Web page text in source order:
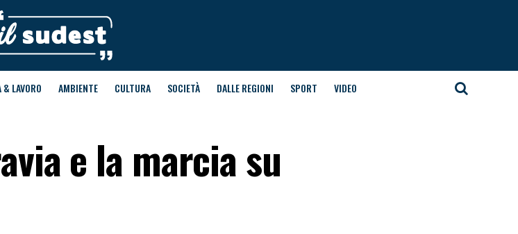
& LAVORO AMBIENTE CULTURA SOCIETÀ DALLE REGIONI SPORT VIDEO
e la marcia su